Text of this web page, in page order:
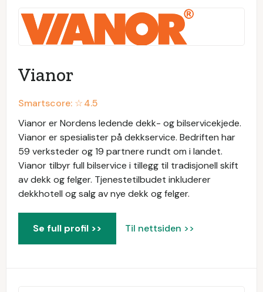
Vianor
Smartscore: ☆4.5
Vianor er Nordens ledende dekk- og bilservicekjede.
Vianor er spesialister på dekkservice. Bedriften har
59 verksteder og 19 partnere rundt om i landet.
Vianor tilbyr full bilservice i tillegg til tradisjonell skift
av dekk og felger. Tjenestetilbudet inkluderer
dekkhotell og salg av nye dekk og felger.
Se full profil >> Til nettsiden >>